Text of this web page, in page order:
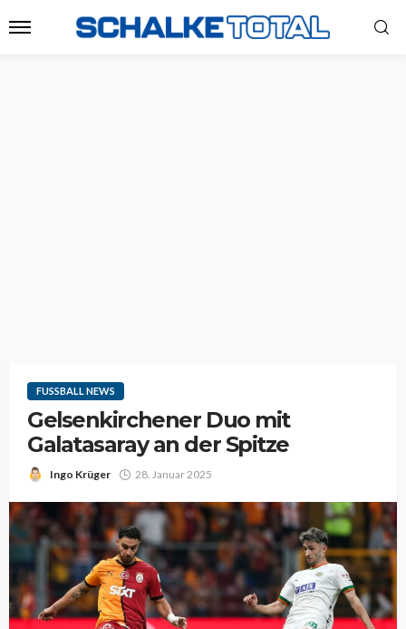
FUSSBALL NEWS
Gelsenkirchener Duo mit
Galatasaray an der Spitze
Ingo Krüger 28. Januar 2025